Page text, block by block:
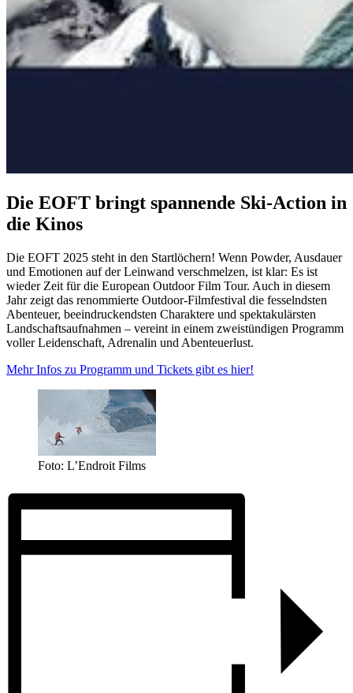
Die EOFT bringt spannende Ski-Action in
die Kinos
Die EOFT 2025 steht in den Startlöchern! Wenn Powder, Ausdauer
und Emotionen auf der Leinwand verschmelzen, ist klar: Es ist
wieder Zeit für die European Outdoor Film Tour. Auch in diesem
Jahr zeigt das renommierte Outdoor-Filmfestival die fesselndsten
Abenteuer, beeindruckendsten Charaktere und spektakulärsten
Landschaftsaufnahmen – vereint in einem zweistündigen Programm
voller Leidenschaft, Adrenalin und Abenteuerlust.
Mehr Infos zu Programm und Tickets gibt es hier!
Foto: L’Endroit Films